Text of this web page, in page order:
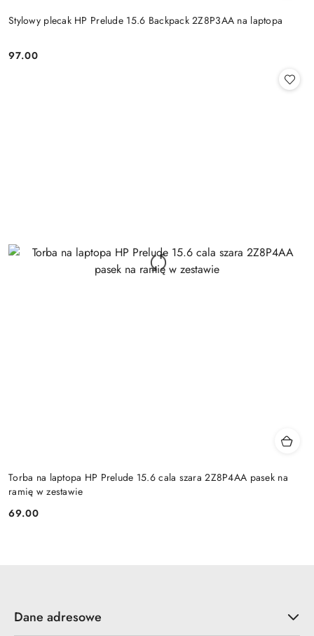
Stylowy plecak HP Prelude 15.6 Backpack 2Z8P3AA na laptopa
Cena:
97.00
Torba na laptopa HP Prelude 15.6 cala szara 2Z8P4AA pasek na
ramię w zestawie
Cena:
69.00
Dane adresowe